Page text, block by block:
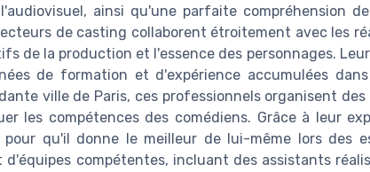
ainsi qu'une parfaite compréhension
de casting collaborent étroitement avec les
de la production et l'essence des personnages.
de formation et d'expérience accumulées
ville de Paris, ces professionnels organisent
les compétences des comédiens. Grâce à leur
qu'il donne le meilleur de lui-même lors des
compétentes, incluant des assistants